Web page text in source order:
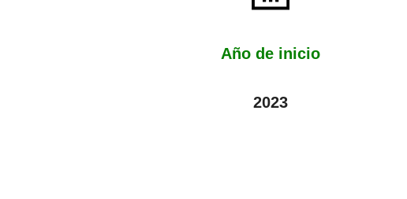
Año de inicio
2023